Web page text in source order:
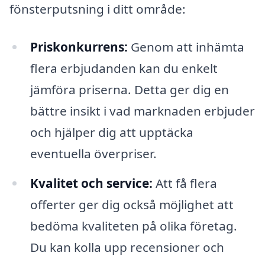
fönsterputsning i ditt område:
Priskonkurrens: Genom att inhämta
flera erbjudanden kan du enkelt
jämföra priserna. Detta ger dig en
bättre insikt i vad marknaden erbjuder
och hjälper dig att upptäcka
eventuella överpriser.
Kvalitet och service: Att få flera
offerter ger dig också möjlighet att
bedöma kvaliteten på olika företag.
Du kan kolla upp recensioner och